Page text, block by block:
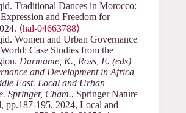
Traditional Dances in Morocco:
and Freedom for
⟨hal-04663788⟩
Women and Urban Governance
Case Studies from the
Darmame, K., Ross, E. (eds)
and Development in Africa
East. Local and Urban
Springer, Cham., Springer Nature
pp.187-195, 2024, Local and